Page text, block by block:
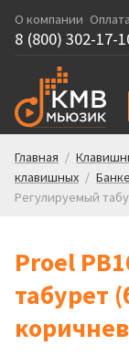
О компании Оплата
8 (800) 302-17-
Главная /
клавишных /
Регулируемый
Proel
табурет